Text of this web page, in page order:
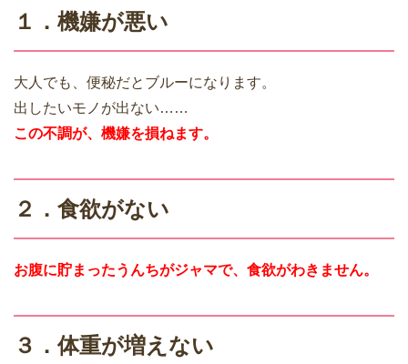
１．機嫌が悪い
大人でも、便秘だとブルーになります。
出したいモノが出ない……
この不調が、機嫌を損ねます。
２．食欲がない
お腹に貯まったうんちがジャマで、食欲がわきません。
３．体重が増えない